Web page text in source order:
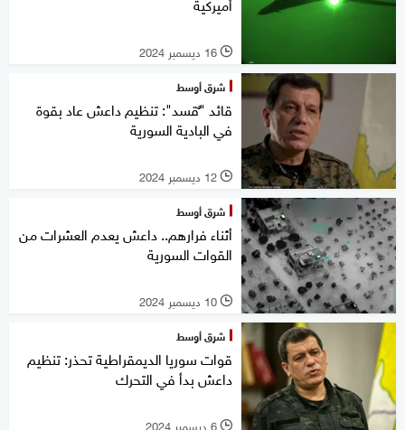
l 16 ديسمبر 2024
شرق أوسط
قائد "ٌقسد": تنظيم داعش عاد بقوة
في البادية السورية
l 12 ديسمبر 2024
شرق أوسط
أثناء فرارهم.. داعش يعدم العشرات من
القوات السورية
l 10 ديسمبر 2024
شرق أوسط
قوات سوريا الديمقراطية تحذر: تنظيم
داعش بدأ في التحرك
l 6 ديسمبر 2024